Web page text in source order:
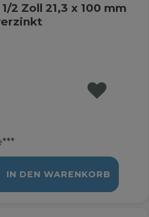
2 Zoll 21,3 x 100 mm
IN DEN WARENKORB